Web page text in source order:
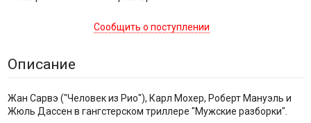
Сообщить о поступлении
Описание
Жан Сарвэ ("Человек из Рио"), Карл Мохер, Роберт Мануэль и
Жюль Дассен в гангстерском триллере "Мужские разборки".